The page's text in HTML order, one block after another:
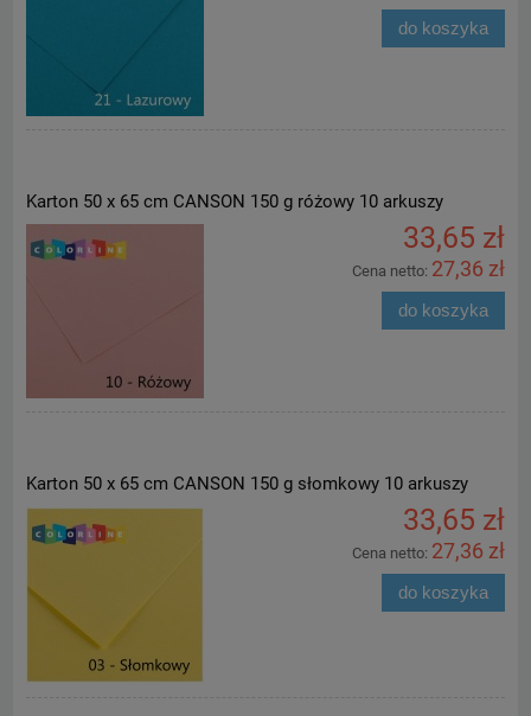
do koszyka
Karton 50 x 65 cm CANSON 150 g różowy 10 arkuszy
33,65 zł
Cena netto: 27,36 zł
do koszyka
Karton 50 x 65 cm CANSON 150 g słomkowy 10 arkuszy
33,65 zł
Cena netto: 27,36 zł
do koszyka